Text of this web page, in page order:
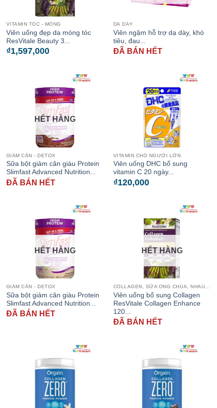
VITAMIN TÓC - MÓNG
Viên uống đẹp da móng tóc
ResVitale Beauty 3...
₫1,597,000
DẠ DÀY
Viên ngậm hỗ trợ dạ dày, khó
tiêu, đau...
ĐÃ BÁN HẾT
HẾT HÀNG
GIẢM CÂN - DETOX
Sữa bột giảm cân giàu Protein
Slimfast Advanced Nutrition...
ĐÃ BÁN HẾT
VITAMIN CHO NGƯỜI LỚN
Viên uống DHC bổ sung
vitamin C 20 ngày...
₫120,000
HẾT HÀNG
GIẢM CÂN - DETOX
Sữa bột giảm cân giàu Protein
Slimfast Advanced Nutrition...
ĐÃ BÁN HẾT
HẾT HÀNG
Viên uống bổ sung Collagen
ResVitale Collagen Enhance
120...
ĐÃ BÁN HẾT